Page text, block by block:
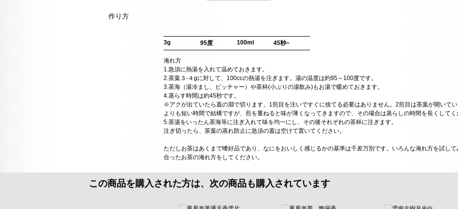
作り方
3g 95度 100ml 45秒~
淹れ方
1.急須に熱湯を入れて温めておきます。
2.茶葉３-４gに対して、100ccの熱湯を注ぎます。湯の温度は約95～100度です。
3.茶海（湯冷まし、ピッチャー）や茶杯(小ぶりの湯飲み)もお湯で暖めておきます。
4.蒸らす時間は約45秒です。
※アクが出ていたら蓋の淵で切ります。1煎目を注いですぐに捨てる必要はありません。2煎目は茶葉が開いて
よりも短い時間で結構ですが、煎を重ねると味が薄くなってきますので、その場合は蒸らしの時間を長くしてく
5.茶湯をいったん茶海等に注ぎ入れて味を均一にし、その後それぞれの茶杯に注ぎます。
注ぎ切ったら、茶葉の蒸れ防止に急須の蓋は空けて置いてください。
ただしお茶はあくまで嗜好品であり、なにをおいしく感じるかの基準は千差万別です。いろんな淹れ方を試して
合ったお茶の淹れ方をしてください。
この商品を購入された方は、次の商品も購入されています